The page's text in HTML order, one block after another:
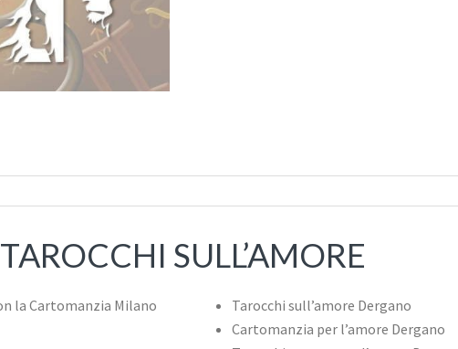
TAROCCHI SULL’AMORE
Tarocchi sull’amore Dergano
Cartomanzia per l’amore Dergano